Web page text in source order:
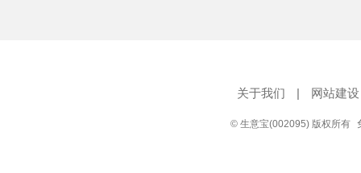
关于我们 | 网站建设
© 生意宝(002095) 版权所有